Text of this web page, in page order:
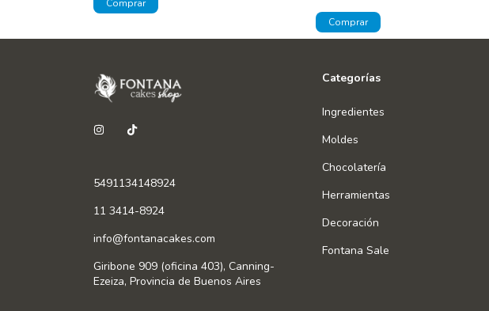
5491134148924
11 3414-8924
info@fontanacakes.com
Giribone 909 (oficina 403), Canning-
Ezeiza, Provincia de Buenos Aires
Categorías
Ingredientes
Moldes
Chocolatería
Herramientas
Decoración
Fontana Sale